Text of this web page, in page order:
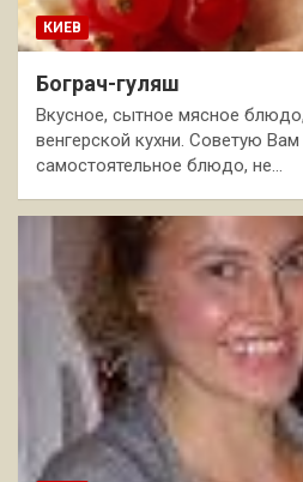
КИЕВ
Бограч-гуляш
Вкусное, сытное мясное
венгерской кухни. Советую Вам
самостоятельное блюдо, не…